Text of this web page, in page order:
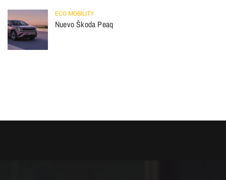
ECO MOBILITY
Nuevo Škoda Peaq